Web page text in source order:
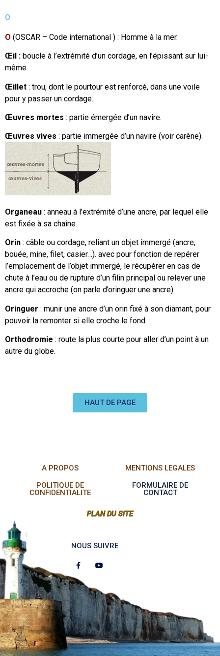
O
O (OSCAR – Code international ) : Homme à la mer.
Œil : boucle à l’extrémité d’un cordage, en l’épissant sur lui-
même.
Œillet : trou, dont le pourtour est renforcé, dans une voile
pour y passer un cordage.
Œuvres mortes : partie émergée d’un navire.
Œuvres vives : partie immergée d’un navire (voir carène).
Organeau : anneau à l’extrémité d’une ancre, par lequel elle
est fixée à sa chaîne.
Orin : câble ou cordage, reliant un objet immergé (ancre,
bouée, mine, filet, casier…). avec pour fonction de repérer
l’emplacement de l’objet immergé, le récupérer en cas de
chute à l’eau ou de rupture d’un filin principal ou relever une
ancre qui accroche (on parle d’oringuer une ancre).
Oringuer : munir une ancre d’un orin fixé à son diamant, pour
pouvoir la remonter si elle croche le fond.
Orthodromie : route la plus courte pour aller d’un point à un
autre du globe.
HAUT DE PAGE
A PROPOS
MENTIONS LEGALES
POLITIQUE DE
CONFIDENTIALITE
FORMULAIRE DE
CONTACT
PLAN DU SITE
NOUS SUIVRE